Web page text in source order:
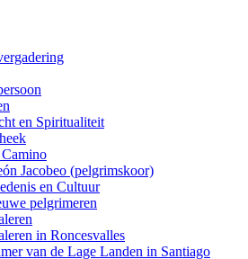
en Spiritualiteit
Jacobeo (pelgrimskoor)
en Cultuur
pelgrimeren
in Roncesvalles
van de Lage Landen in Santiago